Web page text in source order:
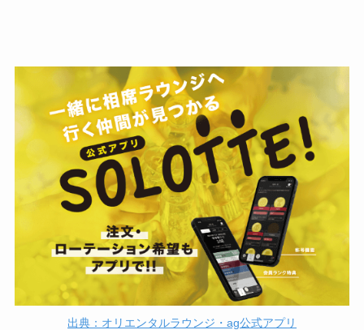
出典：オリエンタルラウンジ・ag公式アプリ